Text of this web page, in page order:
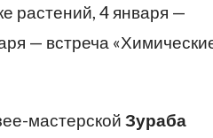
растений, 4 января —
— встреча
мастерской Зураба